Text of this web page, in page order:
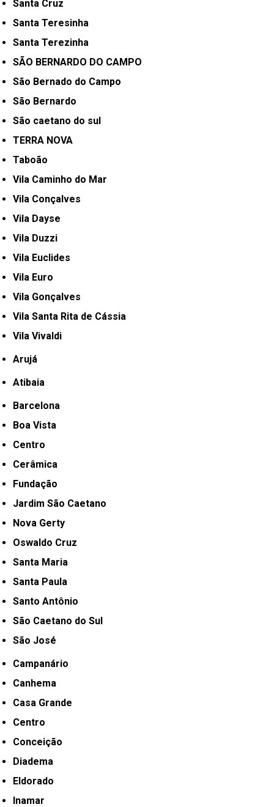
Santa Cruz
Santa Teresinha
Santa Terezinha
SÃO BERNARDO DO CAMPO
São Bernado do Campo
São Bernardo
São caetano do sul
TERRA NOVA
Taboão
Vila Caminho do Mar
Vila Conçalves
Vila Dayse
Vila Duzzi
Vila Euclides
Vila Euro
Vila Gonçalves
Vila Santa Rita de Cássia
Vila Vivaldi
Arujá
Atibaia
Barcelona
Boa Vista
Centro
Cerâmica
Fundação
Jardim São Caetano
Nova Gerty
Oswaldo Cruz
Santa Maria
Santa Paula
Santo Antônio
São Caetano do Sul
São José
Campanário
Canhema
Casa Grande
Centro
Conceição
Diadema
Eldorado
Inamar